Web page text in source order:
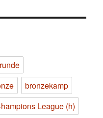
bronzekamp
League (h)